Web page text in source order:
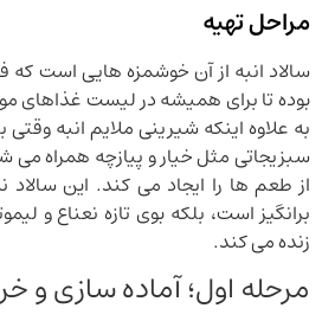
مراحل تهیه
سالاد انبه از آن خوشمزه هایی است
بوده تا برای همیشه در لیست غذاهای
به علاوه اینکه شیرینی ملایم انبه
سبزیجاتی مثل خیار و پیازچه همراه
از طعم ها را ایجاد می کند. این
برانگیز است، بلکه بوی تازه نعناع و
زنده می کند.
مرحله اول؛ آماده سازی و